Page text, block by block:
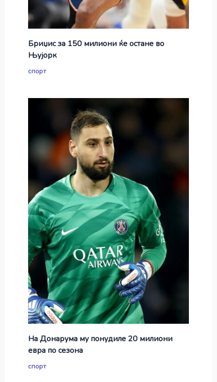
Бриџис за 150 милиони ќе остане во
Њујорк
спорт
На Донарума му понудиле 20 милиони
евра по сезона
спорт